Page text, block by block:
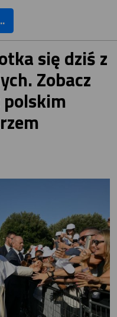
się dziś z
Zobacz